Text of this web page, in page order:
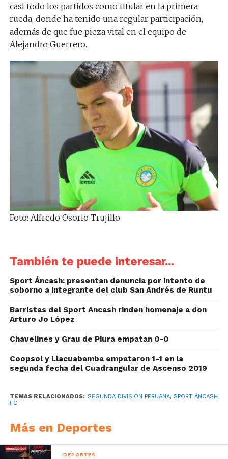
casi todo los partidos como titular en la primera
rueda, donde ha tenido una regular participación,
además de que fue pieza vital en el equipo de
Alejandro Guerrero.
Foto: Alfredo Osorio Trujillo
También te puede interesar...
Sport Áncash: presentan denuncia por intento de
soborno a integrante del club San Andrés de Runtu
Barristas del Sport Ancash rinden homenaje a don
Arturo Jo López
Chavelines y Grau de Piura empatan 0-0
Coopsol y Llacuabamba empataron 1-1 en la
segunda fecha del Cuadrangular de Ascenso 2019
TEMAS RELACIONADOS: SEGUNDA DIVISIÓN PERUANA, SPORT ÁNCASH
FC
Más en Deportes
DEPORTES